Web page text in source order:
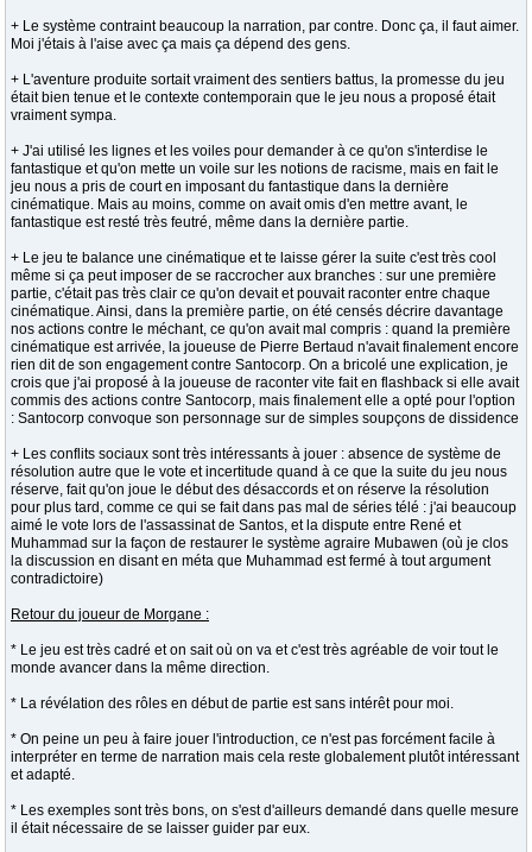
+ Le système contraint beaucoup la narration, par contre. Donc ça, il faut aimer.
Moi j'étais à l'aise avec ça mais ça dépend des gens.
+ L'aventure produite sortait vraiment des sentiers battus, la promesse du jeu
était bien tenue et le contexte contemporain que le jeu nous a proposé était
vraiment sympa.
+ J'ai utilisé les lignes et les voiles pour demander à ce qu'on s'interdise le
fantastique et qu'on mette un voile sur les notions de racisme, mais en fait le
jeu nous a pris de court en imposant du fantastique dans la dernière
cinématique. Mais au moins, comme on avait omis d'en mettre avant, le
fantastique est resté très feutré, même dans la dernière partie.
+ Le jeu te balance une cinématique et te laisse gérer la suite c'est très cool
même si ça peut imposer de se raccrocher aux branches : sur une première
partie, c'était pas très clair ce qu'on devait et pouvait raconter entre chaque
cinématique. Ainsi, dans la première partie, on été censés décrire davantage
nos actions contre le méchant, ce qu'on avait mal compris : quand la première
cinématique est arrivée, la joueuse de Pierre Bertaud n'avait finalement encore
rien dit de son engagement contre Santocorp. On a bricolé une explication, je
crois que j'ai proposé à la joueuse de raconter vite fait en flashback si elle avait
commis des actions contre Santocorp, mais finalement elle a opté pour l'option
: Santocorp convoque son personnage sur de simples soupçons de dissidence
+ Les conflits sociaux sont très intéressants à jouer : absence de système de
résolution autre que le vote et incertitude quand à ce que la suite du jeu nous
réserve, fait qu'on joue le début des désaccords et on réserve la résolution
pour plus tard, comme ce qui se fait dans pas mal de séries télé : j'ai beaucoup
aimé le vote lors de l'assassinat de Santos, et la dispute entre René et
Muhammad sur la façon de restaurer le système agraire Mubawen (où je clos
la discussion en disant en méta que Muhammad est fermé à tout argument
contradictoire)
Retour du joueur de Morgane :
* Le jeu est très cadré et on sait où on va et c'est très agréable de voir tout le
monde avancer dans la même direction.
* La révélation des rôles en début de partie est sans intérêt pour moi.
* On peine un peu à faire jouer l'introduction, ce n'est pas forcément facile à
interpréter en terme de narration mais cela reste globalement plutôt intéressant
et adapté.
* Les exemples sont très bons, on s'est d'ailleurs demandé dans quelle mesure
il était nécessaire de se laisser guider par eux.